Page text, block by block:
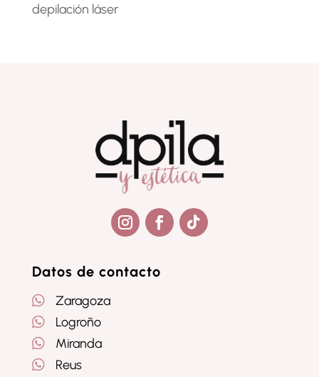
depilación láser
Datos de contacto
 Zaragoza
 Logroño
 Miranda
 Reus